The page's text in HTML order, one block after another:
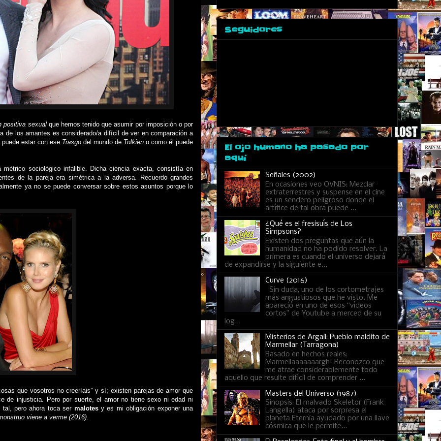
positiva sexualque hemos tenido que asumir por imposición o por
de los amantes es considerado/a difícil de ver en comparación a
estar con ese Trasgo del mundo de Tolkien o como él puede
métrico sociológico infalible. Dicha ciencia exacta, consistía en
de la pareja era simétrica a la adversa. Recuerdo grandes
ya no se puede conversar sobre estos asuntos porque lo
que vosotros no creeríais” y sí; existen parejas de amor que
de injusticia. Pero por suerte, el amor no tiene sexo ni edad ni
tal, pero ahora toca ser malotesy es mi obligación exponer una
viene a verme (2016).
Seguidores
El ojo humano ha pasado por
aquí
Señales (2002)
En ocasiones veo OVNIS: Mezclar
extraterrestres y suspense en el cine
es un sendero peligroso donde el
artífice de tal obra puede ...
¿Qué es el fresisuís de Los
Simpsons?
Existen dos preguntas que aún la
humanidad no ha podido resolver. La
primera es cuando el universo dejará
de expandirse y la siguiente e...
Curve (2016)
Sin duda, uno de los cortometrajes
más angustiosos que he visto. Me
apareció en uno de esos “vídeos
cortos” de Youtube a merced de su
log...
Misterios de Argail: Pueblo maldito de
Marmellar (Tarragona)
Basado en hechos reales:
Marmellaaaaaaargh! Reconozco que
me atrae considerablemente todo
aquello que resulte difícil de comprender ...
Masters del Universo (1987)
Sinopsis: El malvado Skeletor (Frank
Langella) ataca por sorpresa el
planeta Eternia ayudado por una llave
cósmica que le permite...